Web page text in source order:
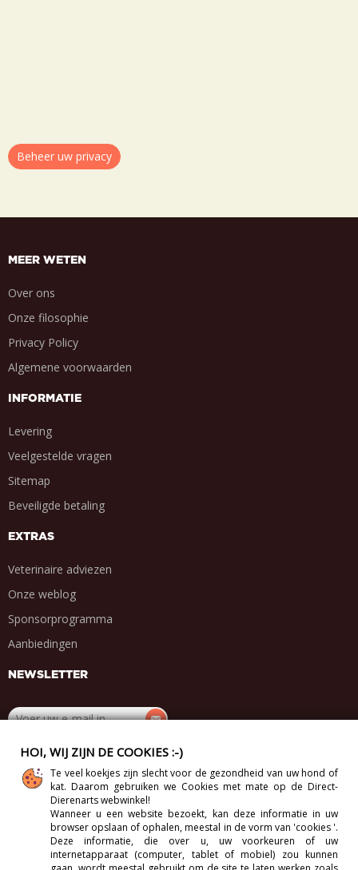
Beheer uw privacy
MEER WETEN
Over ons
Onze filosophie
Privacy Policy
Algemene voorwaarden
INFORMATIE
Levering
Veelgestelde vragen
Sitemap
Beveiligde betaling
EXTRAS
Veterinaire adviezen
Onze weblog
Sponsorprogramma
Aanbiedingen
NEWSLETTER
DEEL MET VRIENDEN
. . . .
Copyright 2012-2026 Direct-Vet BV. All Rights Reserved.
HOI, WIJ ZIJN DE COOKIES :-)
Te veel koekjes zijn slecht voor de gezondheid van uw hond of
kat. Daarom gebruiken we Cookies met mate op de Direct-
Dierenarts webwinkel!
Wanneer u een website bezoekt, kan deze informatie in uw
browser opslaan of ophalen, meestal in de vorm van 'cookies '.
Deze informatie, die over u, uw voorkeuren of uw
internetapparaat (computer, tablet of mobiel) zou kunnen